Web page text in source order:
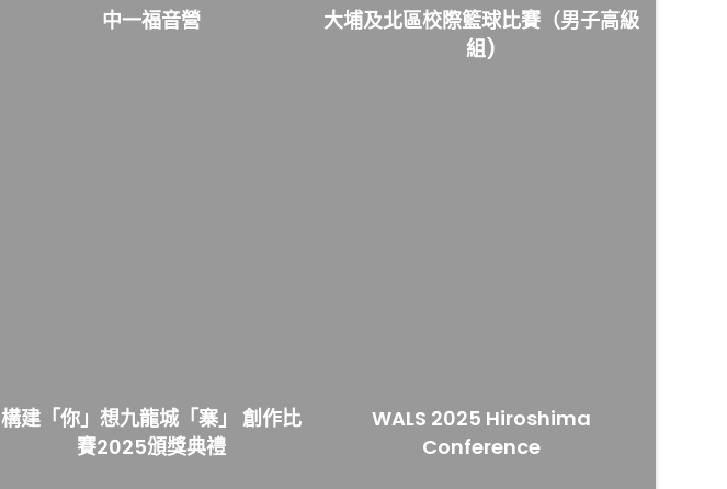
中一福音營
大埔及北區校際籃球比賽（男子高級
組)
構建「你」想九龍城「寨」 創作比
賽2025頒獎典禮
WALS 2025 Hiroshima
Conference